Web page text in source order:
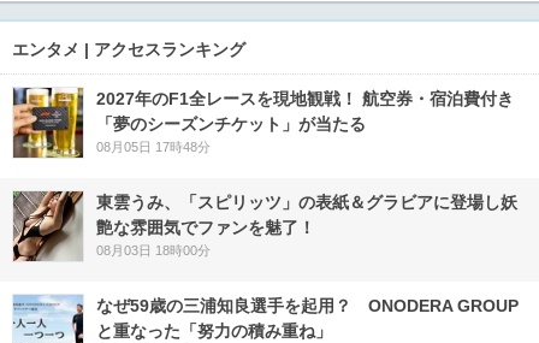
エンタメ | アクセスランキング
2027年のF1全レースを現地観戦！ 航空券・宿泊費付き
「夢のシーズンチケット」が当たる
08月05日 17時48分
東雲うみ、「スピリッツ」の表紙＆グラビアに登場し妖
艶な雰囲気でファンを魅了！
08月03日 18時00分
なぜ59歳の三浦知良選手を起用？ ONODERA GROUP
と重なった「努力の積み重ね」